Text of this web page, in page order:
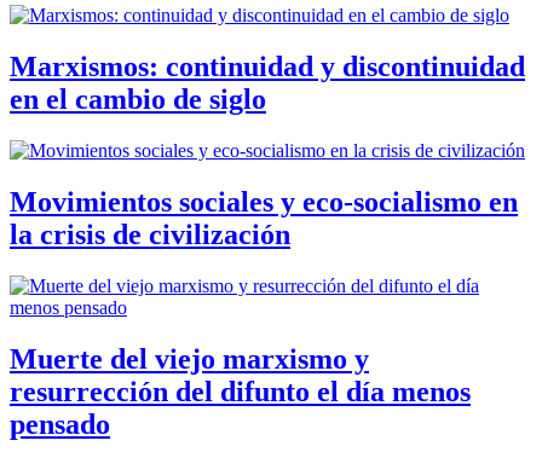
Marxismos: continuidad y discontinuidad
en el cambio de siglo
Movimientos sociales y eco-socialismo en
la crisis de civilización
Muerte del viejo marxismo y
resurrección del difunto el día menos
pensado